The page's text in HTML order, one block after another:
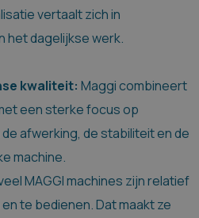
vertaalt zich in
het dagelijkse werk.
kwaliteit: Maggi combineert
een sterke focus op
afwerking, de stabiliteit en de
machine.
MAGGI machines zijn relatief
te bedienen. Dat maakt ze